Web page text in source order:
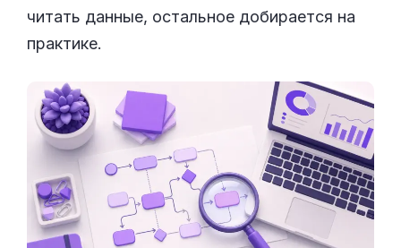
читать данные, остальное добирается на
практике.